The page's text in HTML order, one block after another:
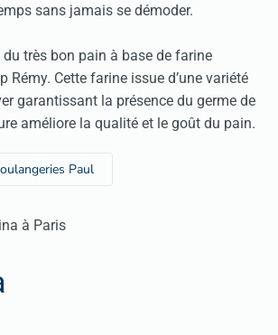
sans jamais se démoder.
du très bon pain à base de farine
Rémy. Cette farine issue d’une variété
garantissant la présence du germe de
améliore la qualité et le goût du pain.
Paul